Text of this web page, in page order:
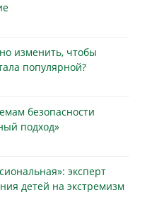
изменить, чтобы
популярной?
безопасности
подход»
эксперт
детей на экстремизм